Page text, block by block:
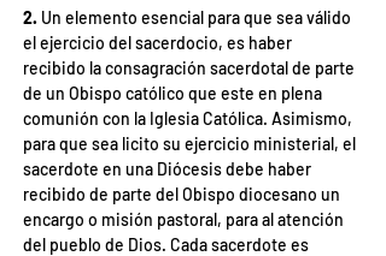
2. Un elemento esencial para que sea válido
el ejercicio del sacerdocio, es haber
recibido la consagración sacerdotal de parte
de un Obispo católico que este en plena
comunión con la Iglesia Católica. Asimismo,
para que sea licito su ejercicio ministerial, el
sacerdote en una Diócesis debe haber
recibido de parte del Obispo diocesano un
encargo o misión pastoral, para al atención
del pueblo de Dios. Cada sacerdote es